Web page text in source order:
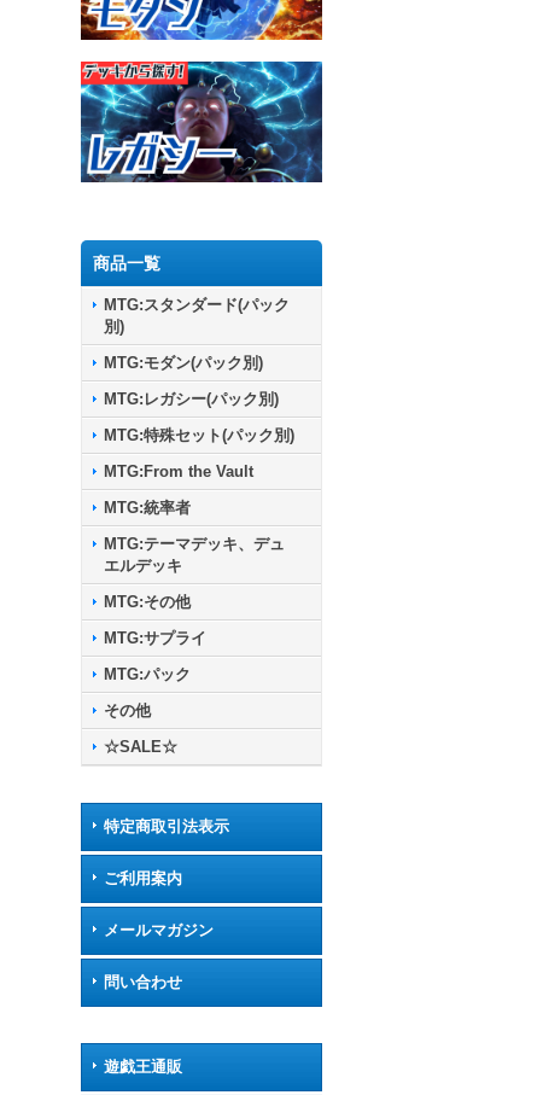
商品一覧
MTG:スタンダード(パック
別)
MTG:モダン(パック別)
MTG:レガシー(パック別)
MTG:特殊セット(パック別)
MTG:From the Vault
MTG:統率者
MTG:テーマデッキ、デュ
エルデッキ
MTG:その他
MTG:サプライ
MTG:パック
その他
☆SALE☆
特定商取引法表示
ご利用案内
メールマガジン
問い合わせ
遊戯王通販